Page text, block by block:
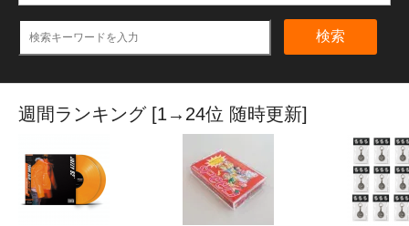
検索
週間ランキング [1→24位 随時更新]